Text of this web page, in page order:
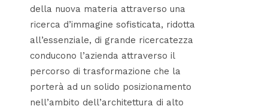
della nuova materia attraverso una
ricerca d’immagine sofisticata, ridotta
all’essenziale, di grande ricercatezza
conducono l’azienda attraverso il
percorso di trasformazione che la
porterà ad un solido posizionamento
nell’ambito dell’architettura di alto